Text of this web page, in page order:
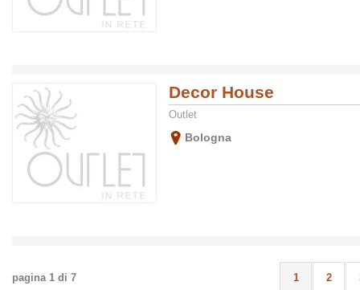
Decor House
Outlet
Bologna
pagina 1 di 7 1 2